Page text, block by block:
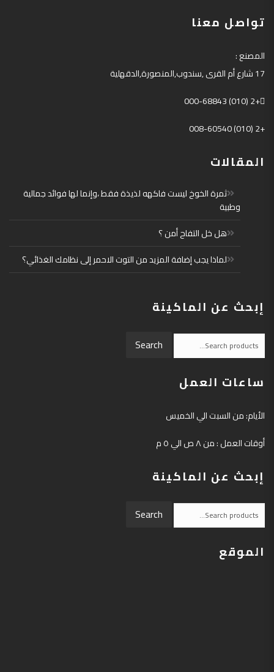
تواصل معنا
المصنع:
17شارع أم القرى,سندوب,المنصورة,الدقهلية
+2 (010) 000-68843
+2 (010) 008-60540
المقالات
ثمرة الخوخ ليست فاكهه لذيذة فقط ،وإنما لها فوائد جمالية
وطبية
هل خل التفاح أمن ؟
لماذا يجب إضافة المزيد من التوت الاحمر إلى نظامك الغذائي؟
إبحث عن الماكينة
Search
for:
Search
ساعات العمل
الأيام: من السبت الي الخميس
أوقات العمل : من ٨ ص الي ٥ م
إبحث عن الماكينة
Search
for:
Search
الموقع